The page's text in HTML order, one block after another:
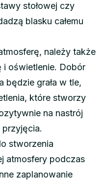
stołowej czy
blasku całemu
należy także
i oświetlenie. Dobór
będzie grała w tle,
które stworzy
na nastrój
stworzenia
atmosfery podczas
zaplanowanie